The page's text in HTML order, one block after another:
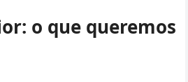
o que queremos